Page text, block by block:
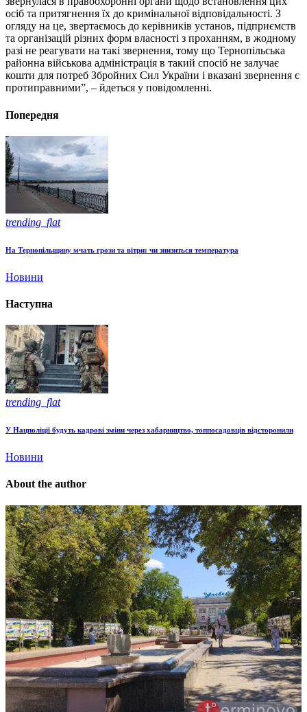
осіб та притягнення їх до кримінальної відповідальності. З
огляду на це, звертаємось до керівників установ, підприємств
та організацій різних форм власності з проханням, в жодному
разі не реагувати на такі звернення, тому що Тернопільська
районна військова адміністрація в такий спосіб не залучає
кошти для потреб Збройних Сил України і вказані звернення є
протиправними”, – йдеться у повідомленні.
Попередня
trending_flat
На Тернопільщину мчать грози та вітри: чи знизиться температура
Новини
Наступна
trending_flat
У Нацполіції будуть кадрові зміни через хабарництво, топпосадовців відсторонили
Новини
About the author